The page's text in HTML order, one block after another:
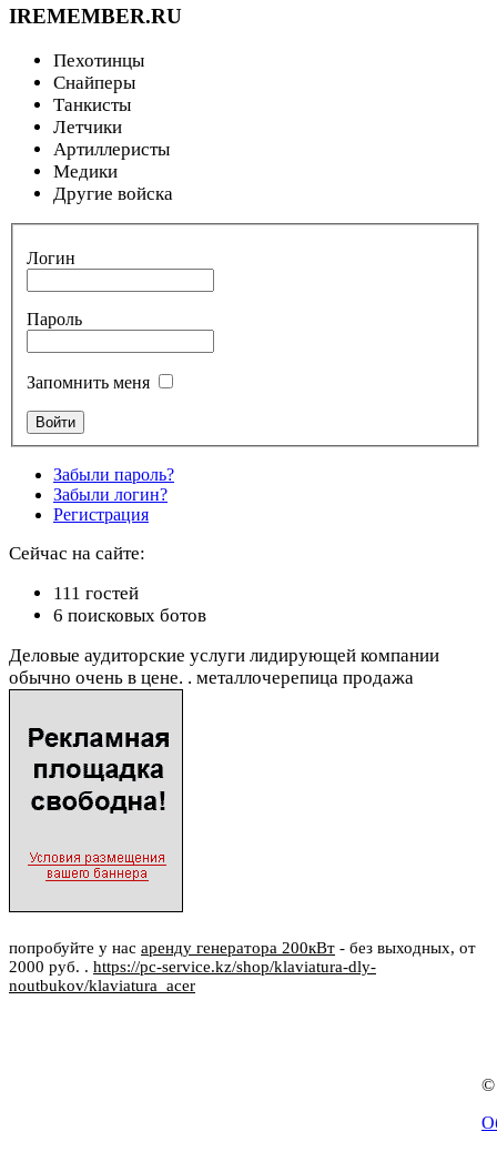
IREMEMBER.RU
Пехотинцы
Снайперы
Танкисты
Летчики
Артиллеристы
Медики
Другие войска
Логин
Пароль
Запомнить меня
Забыли пароль?
Забыли логин?
Регистрация
Сейчас на сайте:
111 гостей
6 поисковых ботов
Деловые аудиторские услуги лидирующей компании
обычно очень в цене. . металлочерепица продажа
попробуйте у нас аренду генератора 200кВт - без выходных, от
2000 руб. . https://pc-service.kz/shop/klaviatura-dly-
noutbukov/klaviatura_acer
©